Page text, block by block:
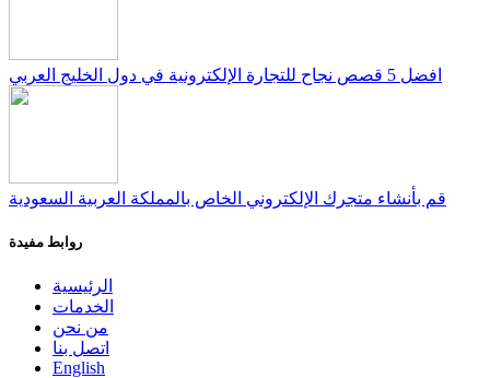
افضل 5 قصص نجاح للتجارة الإلكترونية في دول الخليج العربي
قم بأنشاء متجرك الإلكتروني الخاص بالمملكة العربية السعودية
روابط مفيدة
الرئيسية
الخدمات
من نحن
اتصل بنا
English